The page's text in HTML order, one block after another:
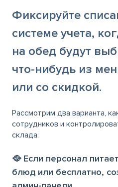
Фиксируйте
системе учета,
на обед будут
что-нибудь из
или со скидкой.
Рассмотрим два варианта,
сотрудников и
склада.
🥘 Если персонал
блюд или бесплатно,